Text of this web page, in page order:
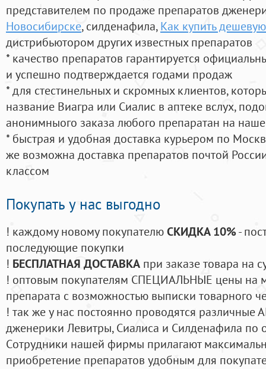
представителем по продаже препаратов
Новосибирске, силденафила, Как купить
дистрибьютором других известных препаратов
* качество препаратов гарантируется
и успешно подтверждается годами продаж
* для стестинельных и скромных клиентов,
название Виагра или Сиалис в аптеке вслух,
анонимныого заказа любого препаратан на
* быстрая и удобная доставка курьером по
же возможна доставка препаратов почтой
классом
Покупать у нас выгодно
! каждому новому покупателюСКИДКА 10%-
последующие покупки
! БЕСПЛАТНАЯ ДОСТАВКА при заказе товара на
! оптовым покупателям СПЕЦИАЛЬНЫЕ цены на
препарата с возможностью выписки товарного
! так же у нас постоянно проводятся
дженерики Левитры, Сиалиса и Силденафила по
Cотрудники нашей фирмы прилагают
приобретение препаратов удобным для